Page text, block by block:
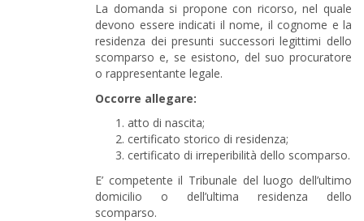
La domanda si propone con ricorso, nel quale
devono essere indicati il nome, il cognome e la
residenza dei presunti successori legittimi dello
scomparso e, se esistono, del suo procuratore
o rappresentante legale.
Occorre allegare:
atto di nascita;
certificato storico di residenza;
certificato di irreperibilità dello scomparso.
E’ competente il Tribunale del luogo dell’ultimo
domicilio o dell’ultima residenza dello
scomparso.